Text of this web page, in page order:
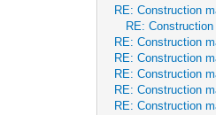
RE: Construction
RE:
RE: Construction
RE: Construction
RE: Construction
RE: Construction
RE: Construction